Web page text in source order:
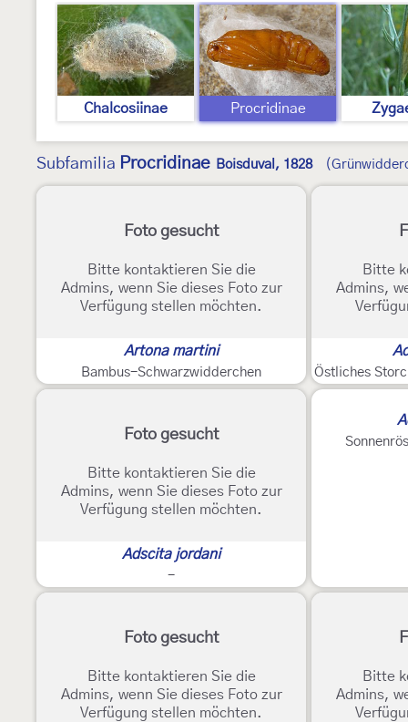
Chalcosiinae Procridinae
Subfamilia Procridinae Boisduval, 1828
Foto gesucht
Bitte kontaktieren Sie die
Admins, wenn Sie dieses Foto zur
Verfügung stellen möchten.
Artona martini
Bambus-Schwarzwidderchen
Bitte
Admins,
Östliches
Foto gesucht
Bitte kontaktieren Sie die
Admins, wenn Sie dieses Foto zur
Verfügung stellen möchten.
Adscita jordani
-
Foto gesucht
Bitte kontaktieren Sie die
Admins, wenn Sie dieses Foto zur
Verfügung stellen möchten.
Bitte
Admins,